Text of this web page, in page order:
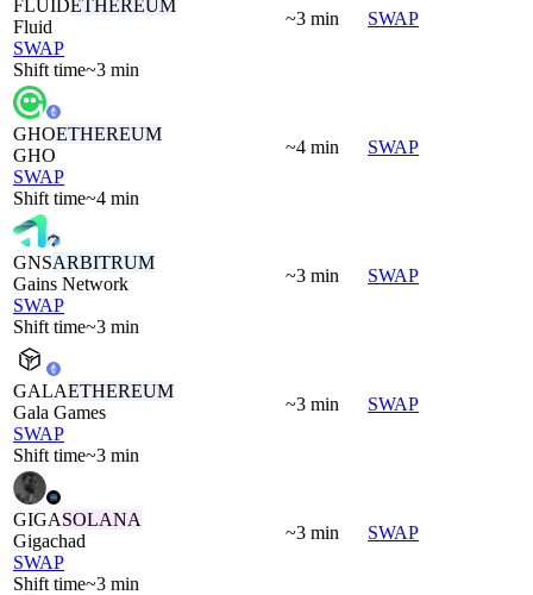
FLUIDETHEREUM
Fluid
SWAP
Shift time~3 min
~3 min SWAP
GHOETHEREUM
GHO
SWAP
Shift time~4 min
~4 min SWAP
GNSARBITRUM
Gains Network
SWAP
Shift time~3 min
~3 min SWAP
GALAETHEREUM
Gala Games
SWAP
Shift time~3 min
~3 min SWAP
GIGASOLANA
Gigachad
SWAP
Shift time~3 min
~3 min SWAP